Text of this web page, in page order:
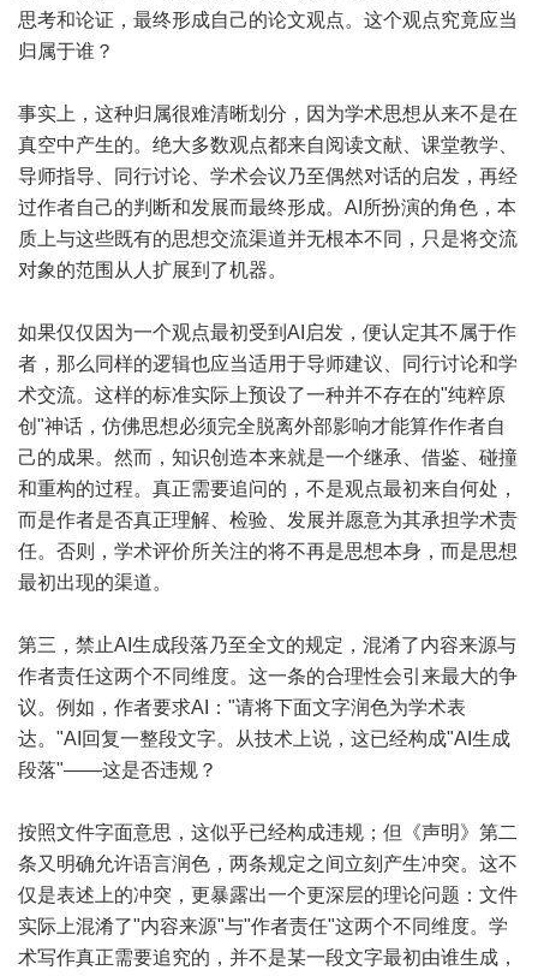
思考和论证，最终形成自己的论文观点。这个观点究竟应当
归属于谁？
事实上，这种归属很难清晰划分，因为学术思想从来不是在
真空中产生的。绝大多数观点都来自阅读文献、课堂教学、
导师指导、同行讨论、学术会议乃至偶然对话的启发，再经
过作者自己的判断和发展而最终形成。AI所扮演的角色，本
质上与这些既有的思想交流渠道并无根本不同，只是将交流
对象的范围从人扩展到了机器。
如果仅仅因为一个观点最初受到AI启发，便认定其不属于作
者，那么同样的逻辑也应当适用于导师建议、同行讨论和学
术交流。这样的标准实际上预设了一种并不存在的"纯粹原
创"神话，仿佛思想必须完全脱离外部影响才能算作作者自
己的成果。然而，知识创造本来就是一个继承、借鉴、碰撞
和重构的过程。真正需要追问的，不是观点最初来自何处，
而是作者是否真正理解、检验、发展并愿意为其承担学术责
任。否则，学术评价所关注的将不再是思想本身，而是思想
最初出现的渠道。
第三，禁止AI生成段落乃至全文的规定，混淆了内容来源与
作者责任这两个不同维度。这一条的合理性会引来最大的争
议。例如，作者要求AI："请将下面文字润色为学术表
达。"AI回复一整段文字。从技术上说，这已经构成"AI生成
段落"——这是否违规？
按照文件字面意思，这似乎已经构成违规；但《声明》第二
条又明确允许语言润色，两条规定之间立刻产生冲突。这不
仅是表述上的冲突，更暴露出一个更深层的理论问题：文件
实际上混淆了"内容来源"与"作者责任"这两个不同维度。学
术写作真正需要追究的，并不是某一段文字最初由谁生成，